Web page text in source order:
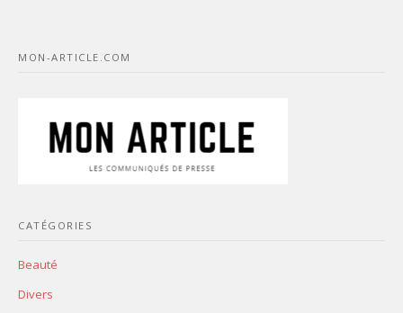
MON-ARTICLE.COM
CATÉGORIES
Beauté
Divers